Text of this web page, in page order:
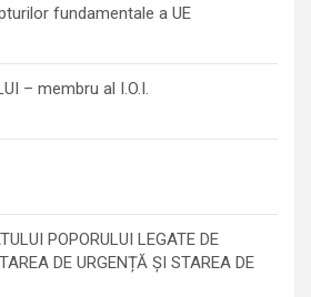
fundamentale a UE
– membru al I.O.I.
POPORULUI LEGATE DE
DE URGENȚĂ ȘI STAREA DE